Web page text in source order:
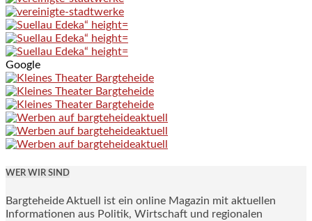
Google
WER WIR SIND
Bargteheide Aktuell ist ein online Magazin mit aktuellen
Informationen aus Politik, Wirtschaft und regionalen